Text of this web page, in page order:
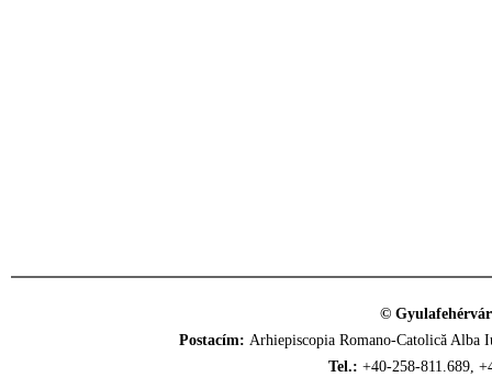
©
Postacím: Arhiepiscopia Romano-Catolică
Tel.: +40-258-811.689,